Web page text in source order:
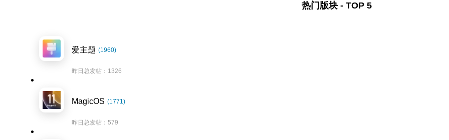
热门版块 - TOP 5
爱主题 (1960)
昨日总发帖：1326
MagicOS (1771)
昨日总发帖：579